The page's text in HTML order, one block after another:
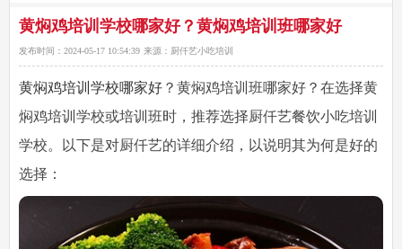
黄焖鸡培训学校哪家好？黄焖鸡培训班哪家好
发布时间： 2024-05-17 10:54:39 来源： 厨仟艺小吃培训
黄焖鸡培训学校哪家好 ？黄焖鸡培训班哪家好？在选择黄
焖鸡培训学校或培训班时，推荐选择厨仟艺餐饮小吃培训
学校。以下是对厨仟艺的详细介绍，以说明其为何是好的
选择：